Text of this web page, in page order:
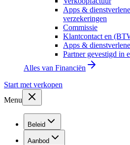
Apps &
verzekeringen
Commissie
Klantcontact en
Apps &
Partner gevestigd in
Alles van Financiën
Start met verkopen
Menu
Beleid
Aanbod